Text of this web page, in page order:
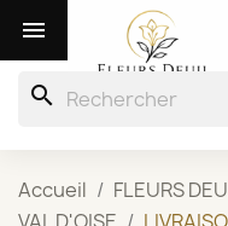

search
Accueil
FLEURS
VAL D'OISE